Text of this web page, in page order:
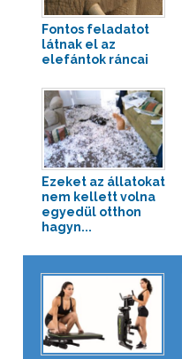
Fontos feladatot
látnak el az
elefántok ráncai
Ezeket az állatokat
nem kellett volna
egyedül otthon
hagyn...